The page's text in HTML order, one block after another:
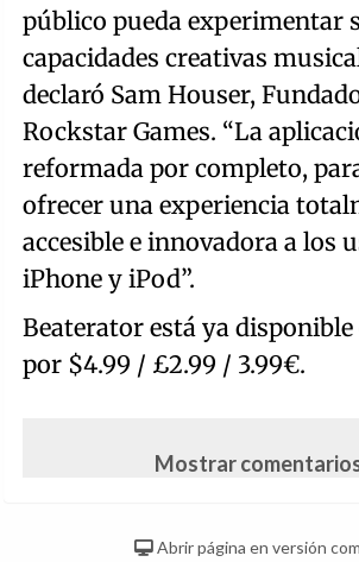
público pueda experimentar
capacidades creativas
declaró Sam Houser,
Rockstar Games. “La
reformada por completo,
ofrecer una experiencia
accesible e innovadora a los
iPhone y iPod”.
Beaterator está ya disponible
por $4.99 / £2.99 / 3.99€.
Mostrar
Abrir página en versión